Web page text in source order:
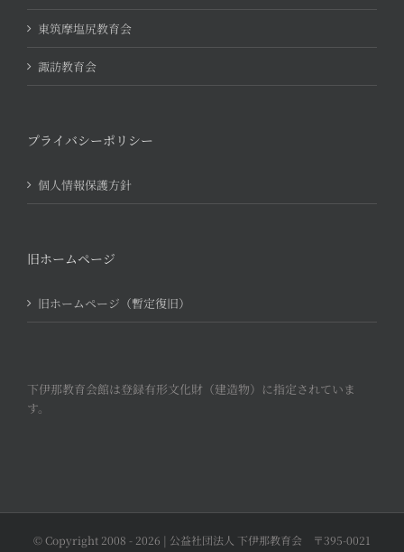
東筑摩塩尻教育会
諏訪教育会
プライバシーポリシー
個人情報保護方針
旧ホームページ
旧ホームページ（暫定復旧）
下伊那教育会館は登録有形文化財（建造物）に指定されていま
す。
© Copyright 2008 - 2026 | 公益社団法人 下伊那教育会 〒395-0021